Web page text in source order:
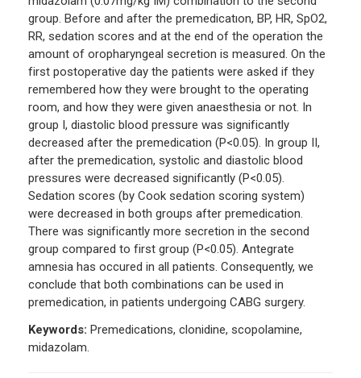
group. Before and after the premedicatıon, BP, HR, SpO2,
RR, sedation scores and at the end of the operation the
amount of oropharyngeal secretion is measured. On the
first postoperative day the patients were asked if they
remembered how they were brought to the operating
room, and how they were given anaesthesia or not. In
group I, diastolic blood pressure was significantly
decreased after the premedication (P<0.05). In group II,
after the premedication, systolic and diastolic blood
pressures were decreased significantly (P<0.05).
Sedation scores (by Cook sedation scoring system)
were decreased in both groups after premedication.
There was significantly more secretion in the second
group compared to first group (P<0.05). Antegrate
amnesia has occured in all patients. Consequently, we
conclude that both combinations can be used in
premedication, in patients undergoing CABG surgery.
Keywords: Premedications, clonidine, scopolamine,
midazolam.